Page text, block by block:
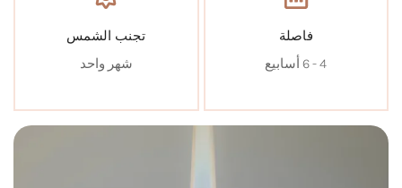
فاصلة
4 - 6 أسابيع
تجنب الشمس
شهر واحد